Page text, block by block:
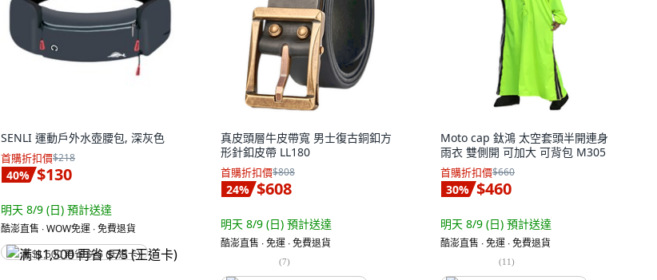
SENLI 運動戶外水壺腰包, 深灰色
首購折扣價$218
40% $130
明天 8/9 (日) 預計送達
酷澎直售 ∙ WOW免運 ∙ 免費退貨
满 $1,500 再省 $75 (王道卡)
真皮頭層牛皮帶寬 男士復古銅釦方
形針釦皮帶 LL180
首購折扣價$808
24% $608
明天 8/9 (日) 預計送達
酷澎直售 ∙ 免運 ∙ 免費退貨
(7)
Moto cap 鈦鴻 太空套頭半開連身
雨衣 雙側開 可加大 可背包 M305
首購折扣價$660
30% $460
明天 8/9 (日) 預計送達
酷澎直售 ∙ 免運 ∙ 免費退貨
(11)